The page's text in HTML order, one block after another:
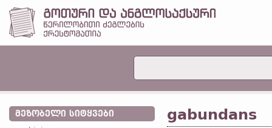
ᲛᲔᲖᲝᲑᲔᲚᲘ ᲡᲘᲢᲧᲕᲔᲑᲘ
gabundans